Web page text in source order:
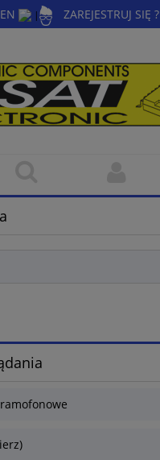
EN | ZAREJESTRUJ SIĘ ?